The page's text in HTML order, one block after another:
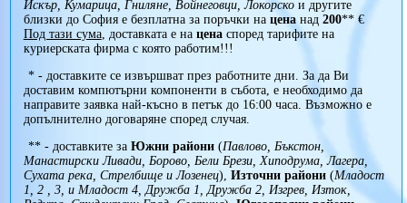
Искър, Кумарица, Гниляне, Войнеговци, Локорскои другите
близки до София е безплатна за поръчки на ценанад 200** €
Под тази сума, доставката е на ценаспоред тарифите на
куриерската фирма с която работим!!!
* - доставките се извършват през работните дни. За да Ви
доставим компютърни компоненти в събота, е необходимо да
направите заявка най-късно в петък до 16:00 часа. Възможно е
допълнително договаряне според случая.
** - доставките за Южни райони(Павлово, Бъкстон,
Манастирски Ливади, Борово, Бели Брези, Хиподрума, Лагера,
Сухата река, Стрелбище и Лозенец), Източни райони(Младост
1, 2 , 3, и Младост 4, Дружба 1, Дружба 2, Изгрев, Изток,